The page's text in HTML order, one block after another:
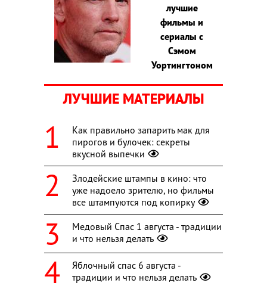
лучшие
фильмы и
сериалы с
Сэмом
Уортингтоном
ЛУЧШИЕ МАТЕРИАЛЫ
Как правильно запарить мак для
пирогов и булочек: секреты
вкусной выпечки
Злодейские штампы в кино: что
уже надоело зрителю, но фильмы
все штампуются под копирку
Медовый Спас 1 августа - традиции
и что нельзя делать
Яблочный спас 6 августа -
традиции и что нельзя делать